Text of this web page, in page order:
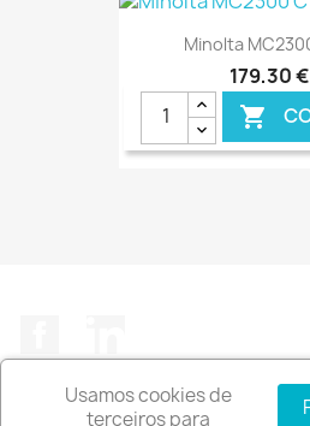
Minolta
179,30 €

Usamos cookies de
terceiros para